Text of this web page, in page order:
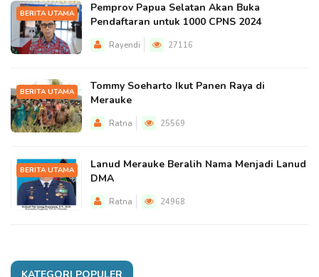
BERITA UTAMA
Pemprov Papua Selatan Akan Buka
Pendaftaran untuk 1000 CPNS 2024
Rayendi 27116
BERITA UTAMA
Tommy Soeharto Ikut Panen Raya di
Merauke
Ratna 25569
BERITA UTAMA
Lanud Merauke Beralih Nama Menjadi Lanud
DMA
Ratna 24968